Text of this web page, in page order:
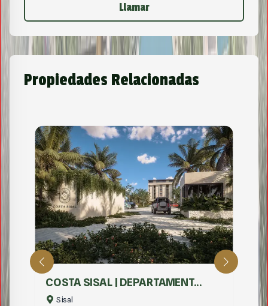
Llamar
Propiedades Relacionadas
Terrenos
Terrenos En Telchac
Telchac